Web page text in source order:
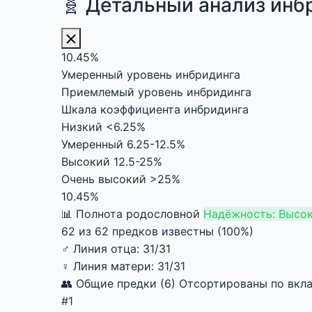
🧬 Детальный анализ
10.45%
Умеренный уровень инбридинга
Приемлемый уровень инбридинга
Шкала коэффициента инбридинга
Низкий <6.25%
Умеренный 6.25-12.5%
Высокий 12.5-25%
Очень высокий >25%
10.45%
📊 Полнота родословной Надёжность:
62 из 62 предков известны (100%)
♂ Линия отца: 31/31
♀ Линия матери: 31/31
👥 Общие предки (6) Отсортированы по
#1